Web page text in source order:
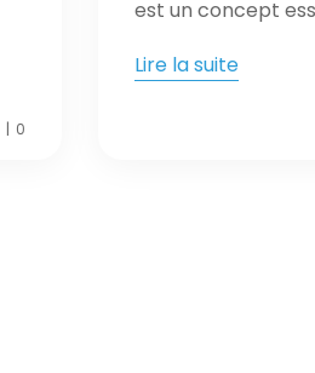
| 0
est un concept
Lire la suite